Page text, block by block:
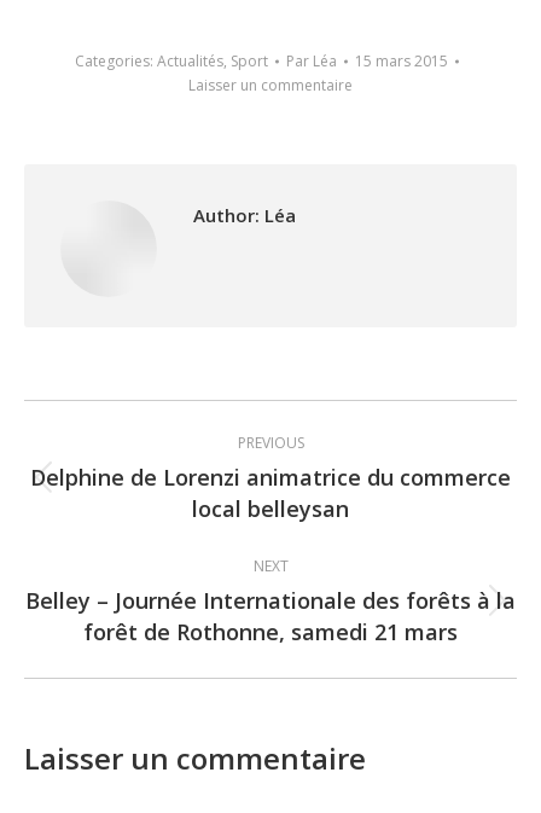
Categories: Actualités, Sport Par Léa
15 mars 2015
Laisser un commentaire
Author: Léa
navigation
PREVIOUS
Previous
post:
Delphine de Lorenzi animatrice du commerce
local belleysan
NEXT
Next
post:
Belley – Journée Internationale des forêts à la
forêt de Rothonne, samedi 21 mars
Laisser un commentaire